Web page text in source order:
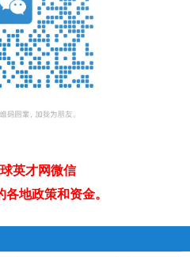
英才网微信
地政策和资金。